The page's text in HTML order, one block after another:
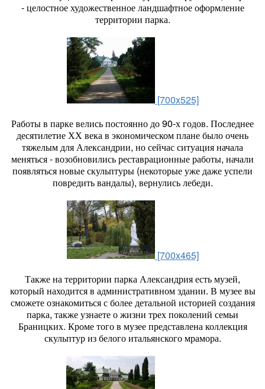
- целостное художественное ландшафтное оформление
территории парка.
[700x525]
Работы в парке велись постоянно до 90-х годов. Последнее
десятилетие ХХ века в экономическом плане было очень
тяжелым для Александрии, но сейчас ситуация начала
меняться - возобновились реставрационные работы, начали
появляться новые скульптуры (некоторые уже даже успели
повредить вандалы), вернулись лебеди.
[700x465]
Также на территории парка Александрия есть музей,
который находится в административном здании. В музее вы
сможете ознакомиться с более детальной историей создания
парка, также узнаете о жизни трех поколений семьи
Браницких. Кроме того в музее представлена коллекция
скульптур из белого итальянского мрамора.